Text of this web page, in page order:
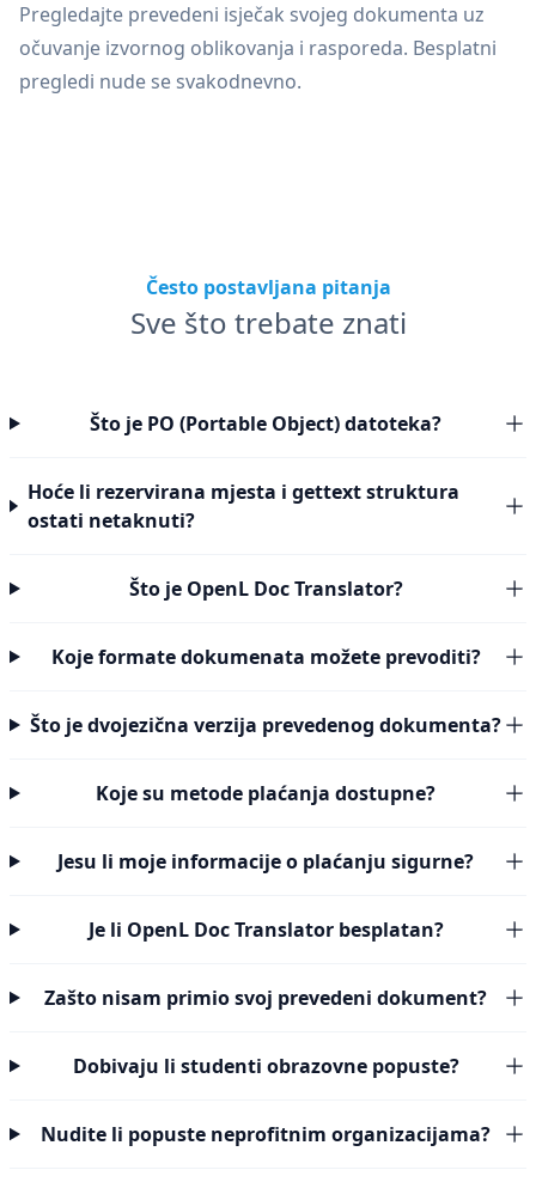
Pregledajte prevedeni isječak svojeg dokumenta uz
očuvanje izvornog oblikovanja i rasporeda. Besplatni
pregledi nude se svakodnevno.
Često postavljana pitanja
Sve što trebate znati
Što je PO (Portable Object) datoteka?
Hoće li rezervirana mjesta i gettext struktura
ostati netaknuti?
Što je OpenL Doc Translator?
Koje formate dokumenata možete prevoditi?
Što je dvojezična verzija prevedenog dokumenta?
Koje su metode plaćanja dostupne?
Jesu li moje informacije o plaćanju sigurne?
Je li OpenL Doc Translator besplatan?
Zašto nisam primio svoj prevedeni dokument?
Dobivaju li studenti obrazovne popuste?
Nudite li popuste neprofitnim organizacijama?